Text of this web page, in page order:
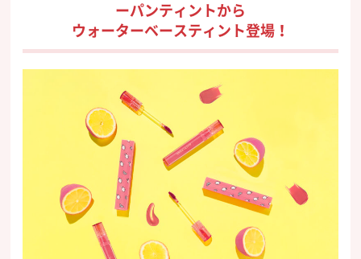
ーパンティントから
ウォーターベースティント登場！